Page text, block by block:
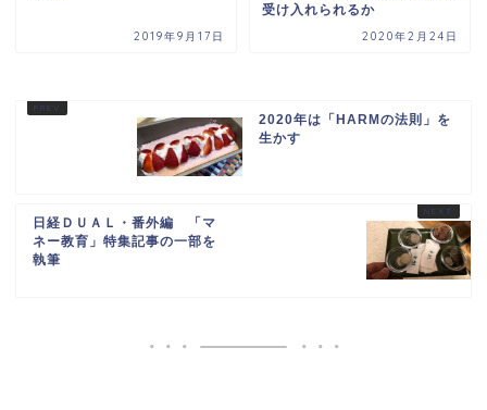
2019年9月17日
受け入れられるか
2020年2月24日
2020年は「HARMの法則」を
生かす
日経ＤＵＡＬ・番外編 「マ
ネー教育」特集記事の一部を
執筆